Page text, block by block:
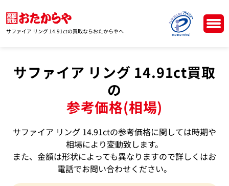
サファイア リング 14.91ctの買取ならおたからやへ
サファイア リング 14.91ct買取
の
参考価格(相場)
サファイア リング 14.91ctの参考価格に関しては時期や
相場により変動致します。
また、金額は形状によっても異なりますので詳しくはお
電話でお問い合わせください。